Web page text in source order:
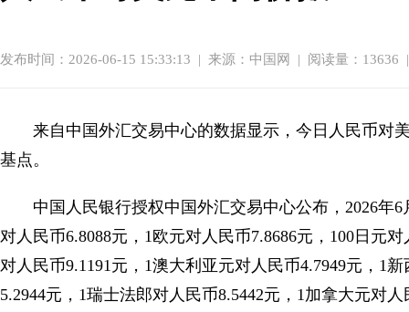
发布时间：2026-06-15 15:33:13 | 来源：中国网 | 阅读量：
来自中国外汇交易中心的数据显示，今日人民币对
基点。
中国人民银行授权中国外汇交易中心公布，2026年
对人民币6.8088元，1欧元对人民币7.8686元，100日元
对人民币9.1191元，1澳大利亚元对人民币4.7949元，1
5.2944元，1瑞士法郎对人民币8.5442元，1加拿大元对